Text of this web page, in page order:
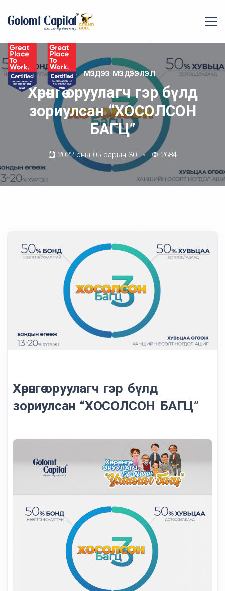
МЭДЭЭ МЭДЭЭЛЭЛ
Хөрөнгө оруулагч гэр бүлд
зориулсан “ХОСОЛСОН
БАГЦ”
2022 оны 05 сарын 30 2684
Хөрөнгө оруулагч гэр бүлд
зориулсан “ХОСОЛСОН БАГЦ”